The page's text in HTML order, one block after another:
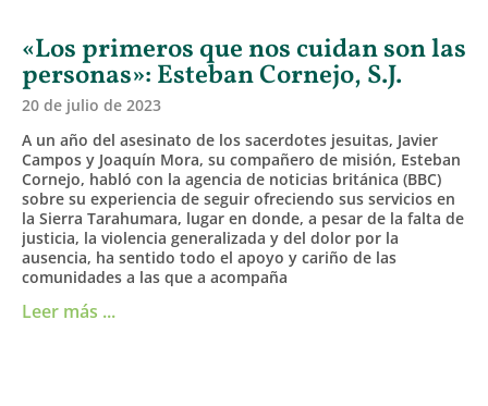
«Los primeros que nos cuidan son las
personas»: Esteban Cornejo, S.J.
20 de julio de 2023
A un año del asesinato de los sacerdotes jesuitas, Javier
Campos y Joaquín Mora, su compañero de misión, Esteban
Cornejo, habló con la agencia de noticias británica (BBC)
sobre su experiencia de seguir ofreciendo sus servicios en
la Sierra Tarahumara, lugar en donde, a pesar de la falta de
justicia, la violencia generalizada y del dolor por la
ausencia, ha sentido todo el apoyo y cariño de las
comunidades a las que a acompaña
Leer más ...